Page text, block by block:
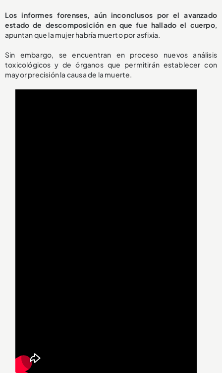
Los informes forenses, aún inconclusos por el avanzado
estado de descomposición en que fue hallado el cuerpo,
apuntan que la mujer habría muerto por asfixia.
Sin embargo, se encuentran en proceso nuevos análisis
toxicológicos y de órganos que permitirán establecer con
mayor precisión la causa de la muerte.